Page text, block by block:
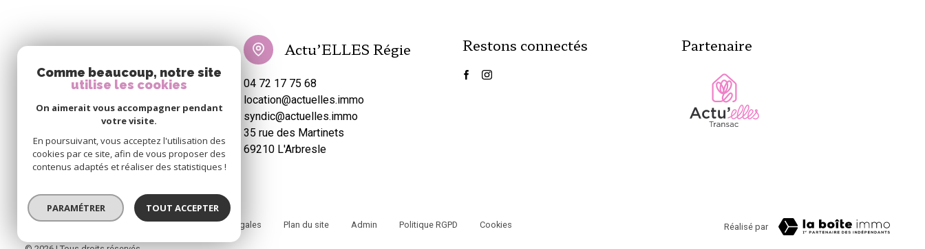
Actu’ELLES Régie
04 72 17 75 68
location@actuelles.immo
syndic@actuelles.immo
35 rue des Martinets
69210 L'Arbresle
Restons connectés Partenaire
Nos honoraires Nos partenaires Mentions légales Plan du site Admin Politique RGPD Cookies Réalisé par
Comme beaucoup, notre site
utilise les cookies
On aimerait vous accompagner pendant
votre visite.
En poursuivant, vous acceptez l'utilisation des
cookies par ce site, afin de vous proposer des
contenus adaptés et réaliser des statistiques !
PARAMÉTRER TOUT ACCEPTER